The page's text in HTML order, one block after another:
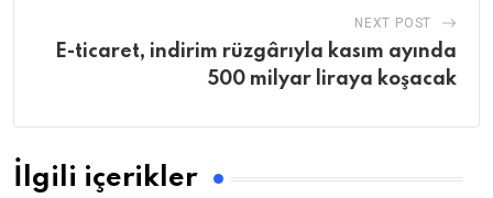
NEXT POST
E-ticaret, indirim rüzgârıyla kasım ayında
500 milyar liraya koşacak
İlgili içerikler